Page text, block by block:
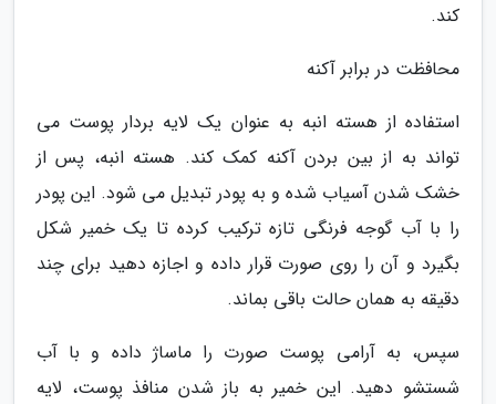
کند.
محافظت در برابر آکنه
استفاده از هسته انبه به عنوان یک لایه بردار پوست می
تواند به از بین بردن آکنه کمک کند. هسته انبه، پس از
خشک شدن آسیاب شده و به پودر تبدیل می شود. این پودر
را با آب گوجه فرنگی تازه ترکیب کرده تا یک خمیر شکل
بگیرد و آن را روی صورت قرار داده و اجازه دهید برای چند
دقیقه به همان حالت باقی بماند.
سپس، به آرامی پوست صورت را ماساژ داده و با آب
شستشو دهید. این خمیر به باز شدن منافذ پوست، لایه